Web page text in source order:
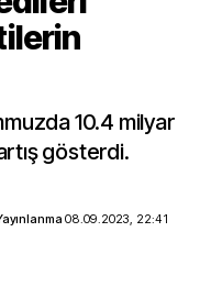
10.4 milyar
gösterdi.
08.09.2023, 22:41